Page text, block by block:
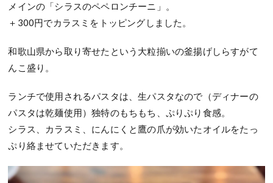
メインの「シラスのペペロンチーニ」。
＋300円でカラスミをトッピングしました。
和歌山県から取り寄せたという大粒揃いの釜揚げしらすがて
んこ盛り。
ランチで使用されるパスタは、生パスタなので（ディナーの
パスタは乾麺使用）独特のもちもち、ぷりぷり食感。
シラス、カラスミ、にんにくと鷹の爪が効いたオイルをたっ
ぷり絡ませていただきます。